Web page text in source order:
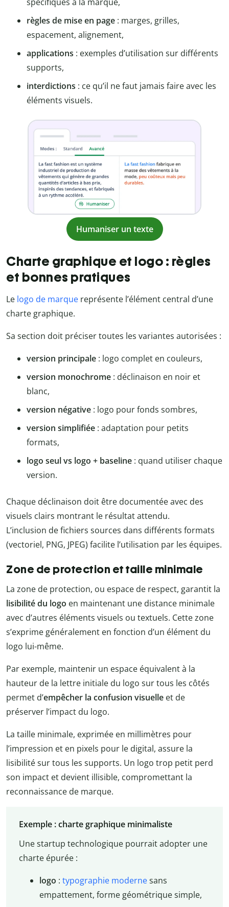
règles de mise en page : marges, grilles,
espacement, alignement,
applications : exemples d’utilisation sur différents
supports,
interdictions : ce qu’il ne faut jamais faire avec les
éléments visuels.
Humaniser un texte
Charte graphique et logo : règles
et bonnes pratiques
Le logo de marque représente l’élément central d’une
charte graphique.
Sa section doit préciser toutes les variantes autorisées :
version principale : logo complet en couleurs,
version monochrome : déclinaison en noir et
blanc,
version négative : logo pour fonds sombres,
version simplifiée : adaptation pour petits
formats,
logo seul vs logo + baseline : quand utiliser chaque
version.
Chaque déclinaison doit être documentée avec des
visuels clairs montrant le résultat attendu.
L’inclusion de fichiers sources dans différents formats
(vectoriel, PNG, JPEG) facilite l’utilisation par les équipes.
Zone de protection et taille minimale
La zone de protection, ou espace de respect, garantit la
lisibilité du logo en maintenant une distance minimale
avec d’autres éléments visuels ou textuels. Cette zone
s’exprime généralement en fonction d’un élément du
logo lui-même.
Par exemple, maintenir un espace équivalent à la
hauteur de la lettre initiale du logo sur tous les côtés
permet d’empêcher la confusion visuelle et de
préserver l’impact du logo.
La taille minimale, exprimée en millimètres pour
l’impression et en pixels pour le digital, assure la
lisibilité sur tous les supports. Un logo trop petit perd
son impact et devient illisible, compromettant la
reconnaissance de marque.
Exemple : charte graphique minimaliste
Une startup technologique pourrait adopter une
charte épurée :
logo : typographie modernesans
empattement, forme géométrique simple,